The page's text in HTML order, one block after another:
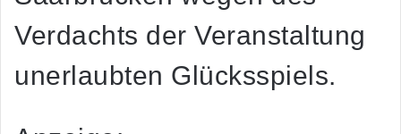
Verdachts der Veranstaltung
unerlaubten Glücksspiels.